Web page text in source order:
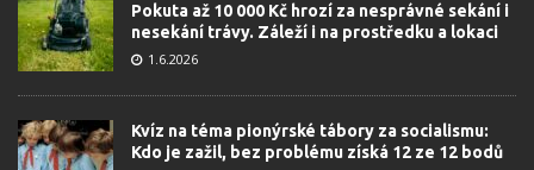
Pokuta až 10 000 Kč hrozí za nesprávné sekání i
nesekání trávy. Záleží i na prostředku a lokaci
1.6.2026
Kvíz na téma pionýrské tábory za socialismu:
Kdo je zažil, bez problému získá 12 ze 12 bodů